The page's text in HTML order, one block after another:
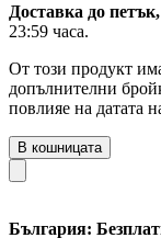
Доставка до
23:59 часа.
От този продукт
допълнителни
повлияе на датата
В кошницата
България: